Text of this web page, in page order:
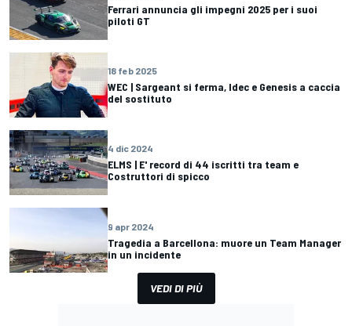
Ferrari annuncia gli impegni 2025 per i suoi
piloti GT
18 feb 2025
WEC | Sargeant si ferma, Idec e Genesis a caccia
del sostituto
4 dic 2024
ELMS | E' record di 44 iscritti tra team e
Costruttori di spicco
9 apr 2024
Tragedia a Barcellona: muore un Team Manager
in un incidente
VEDI DI PIÙ